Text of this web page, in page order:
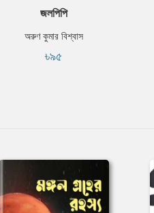
জলপিপি
অরুণ কুমার বিশ্বাস
৳৯৫